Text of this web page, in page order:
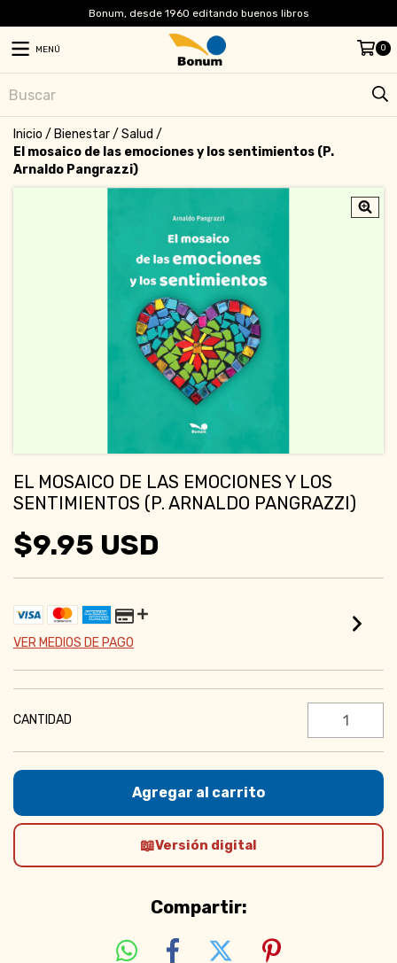
Bonum, desde 1960 editando buenos libros
MENÚ 0
Inicio / Bienestar/ Salud /
El mosaico de las emociones y los sentimientos (P.
Arnaldo Pangrazzi)
EL MOSAICO DE LAS EMOCIONES Y LOS
SENTIMIENTOS (P. ARNALDO PANGRAZZI)
$9.95 USD
VER MEDIOS DE PAGO
CANTIDAD
Versión digital
Compartir: